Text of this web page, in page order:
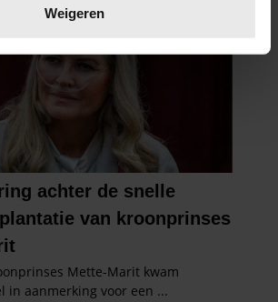
voorkeuren in het
om content en advertenties te
functies voor social media te bieden
te analyseren. Ook delen we
gebruik van onze site met onze
media, adverteren en analyse. Deze
gegevens combineren met andere
ze heeft verstrekt of die ze hebben
van uw gebruik van hun services. U
onze cookies als u onze website blijft
Weigeren